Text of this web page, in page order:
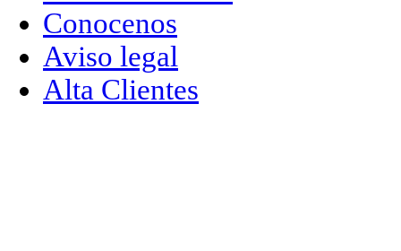
Conocenos
Aviso legal
Alta Clientes